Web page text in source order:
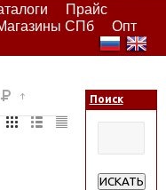
Прайс
СПб
Опт
Поиск
ИСКАТЬ